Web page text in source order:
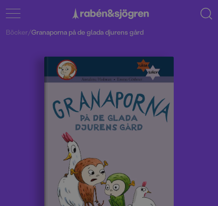
Böcker/Granaporna på de glada djurens gård